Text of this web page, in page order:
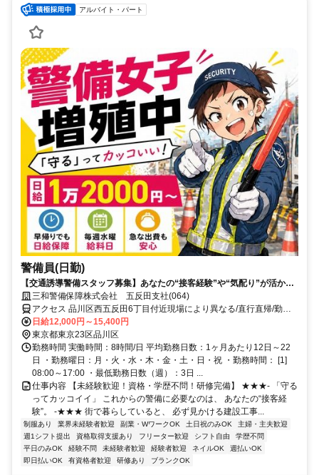
アルバイト・パート
警備員(日勤)
【交通誘導警備スタッフ募集】あなたの“接客経験”や“気配り”が活かせ
ます！
三和警備保障株式会社 五反田支社(064)
アクセス 品川区西五反田6丁目付近現場により異なる/直行直帰/勤務
地相談可■電話面接■来社不要
日給12,000円～15,400円
東京都東京23区品川区
勤務時間 実働時間：8時間/日 平均勤務日数：1ヶ月あたり12日～22
日 ・勤務曜日：月・火・水・木・金・土・日・祝 ・勤務時間： [1]
08:00～17:00 ・最低勤務日数（週）：3日 ...
仕事内容 【未経験歓迎！資格・学歴不問！研修完備】 ★★★- 「守る
ってカッコイイ」 これからの警備に必要なのは、 あなたの“接客経
験”。 -★★★ 街で暮らしていると、 必ず見かける建設工事...
制服あり 業界未経験者歓迎 副業・WワークOK 土日祝のみOK
主婦・主夫歓迎
週1シフト提出
資格取得支援あり フリーター歓迎 シフト自由
学歴不問
平日のみOK
経験不問 未経験者歓迎 経験者歓迎 ネイルOK
週払いOK
即日払いOK
有資格者歓迎 研修あり ブランクOK